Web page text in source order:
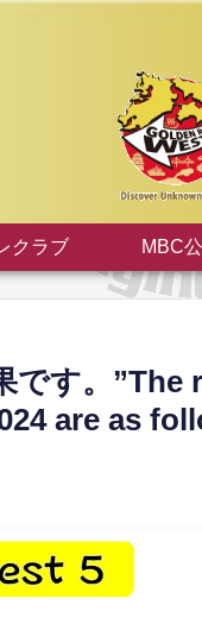
クラブ MBC
です。”The
are as